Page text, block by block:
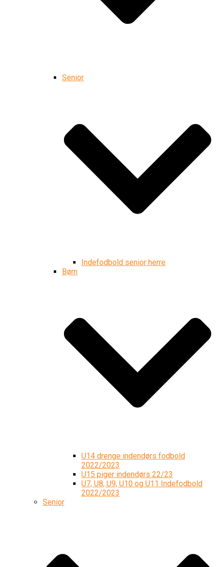
Senior
Indefodbold senior herre
Børn
U14 drenge indendørs fodbold
2022/2023
U15 piger indendørs 22/23
U7, U8, U9, U10 og U11 Indefodbold
2022/2023
Senior